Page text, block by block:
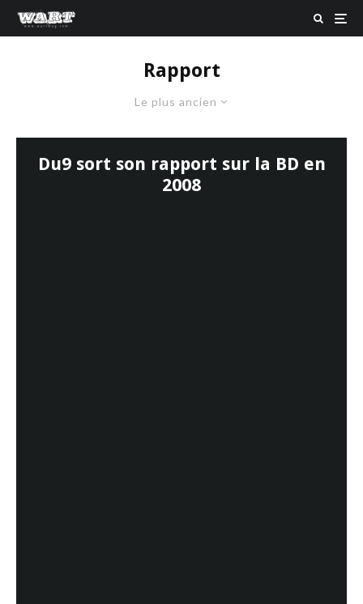
Rapport
Le plus ancien
Du9 sort son rapport sur la BD en
2008